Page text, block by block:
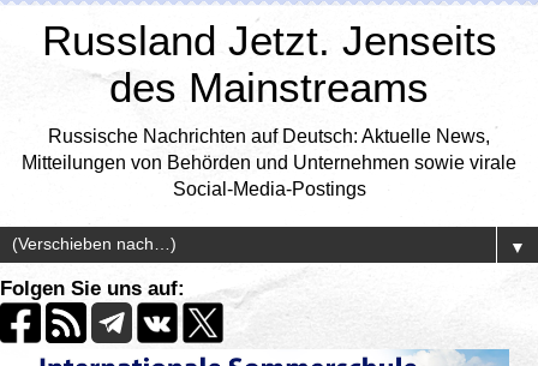
Russland Jetzt. Jenseits
des Mainstreams
Russische Nachrichten auf Deutsch: Aktuelle News,
Mitteilungen von Behörden und Unternehmen sowie virale
Social-Media-Postings
▼
Folgen Sie uns auf: